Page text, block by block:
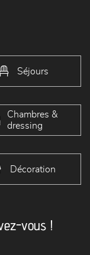
Séjours
Chambres &
dressing
Décoration
vous !